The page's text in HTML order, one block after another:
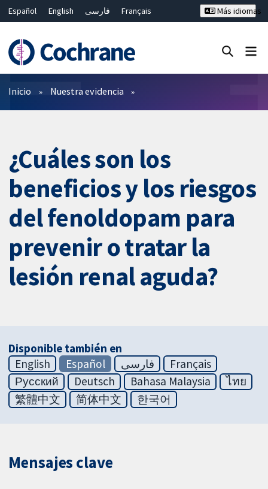
Español English فارسی
Français
Bahasa Malaysia
ไทย 繁體中文
Más idiomas
Filtros
Inicio Nuestra evidencia
¿Cuáles son los
beneficios y los riesgos
del fenoldopam para
prevenir o tratar la
lesión renal aguda?
Disponible también en
English
Español فارسی
Français
Русский
Deutsch Bahasa Malaysia
ไทย
繁體中文
简体中文 한국어
Mensajes clave